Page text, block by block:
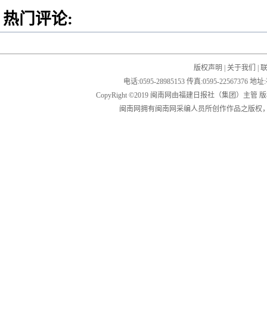
热门评论:
版权声明 关于我们
电话:0595-28985153 传真:0595-22567376 地
CopyRight ©2019 闽南网由福建日报社（集团）主管
闽南网拥有闽南网采编人员所创作作品之版